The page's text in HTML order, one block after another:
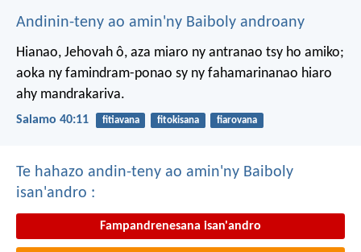
Andinin-teny ao amin'ny Baiboly androany
Hianao, Jehovah ô, aza miaro ny antranao tsy ho amiko;
aoka ny famindram-ponao sy ny fahamarinanao hiaro
ahy mandrakariva.
Salamo 40:11 fitiavana fitokisana fiarovana
Te hahazo andin-teny ao amin'ny Baiboly
isan'andro :
Fampandrenesana isan'andro